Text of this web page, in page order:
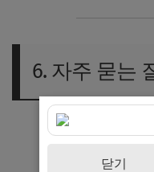
6. 자주 묻는
닫기